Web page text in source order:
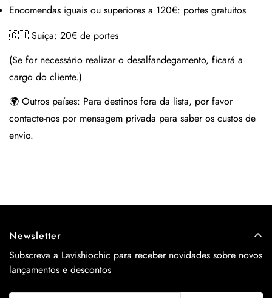
Encomendas iguais ou superiores a 120€: portes gratuitos
🇨🇭 Suíça: 20€ de portes
(Se for necessário realizar o desalfandegamento, ficará a
cargo do cliente.)
🌍 Outros países: Para destinos fora da lista, por favor
contacte-nos por mensagem privada para saber os custos de
envio.
Newsletter
Subscreva a Lavishiochic para receber novidades sobre novos
lançamentos e descontos